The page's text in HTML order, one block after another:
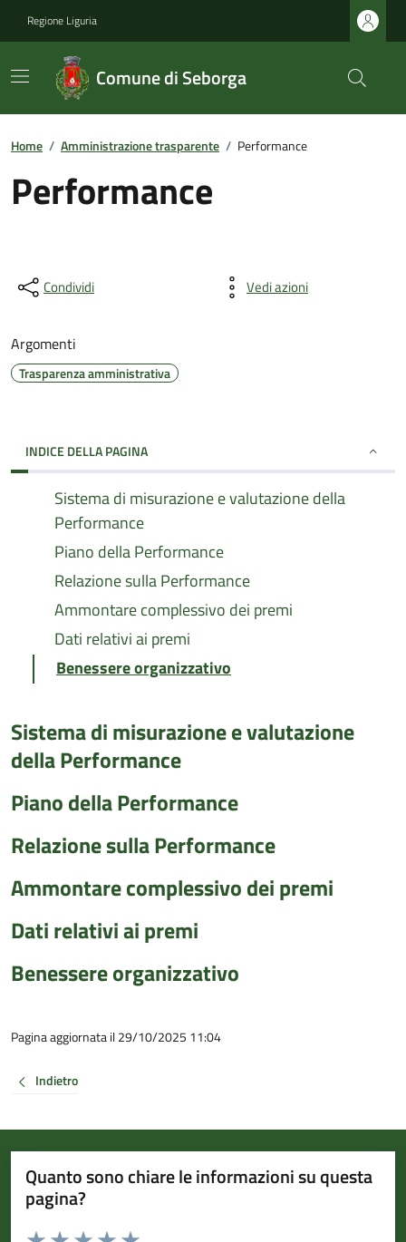
Regione Liguria
Comune di Seborga
Home / Amministrazione trasparente / Performance
Performance
Condividi Vedi azioni
Argomenti
Trasparenza amministrativa
INDICE DELLA PAGINA
Sistema di misurazione e valutazione della
Performance
Piano della Performance
Relazione sulla Performance
Ammontare complessivo dei premi
Dati relativi ai premi
Benessere organizzativo
Sistema di misurazione e valutazione
della Performance
Piano della Performance
Relazione sulla Performance
Ammontare complessivo dei premi
Dati relativi ai premi
Benessere organizzativo
Pagina aggiornata il 29/10/2025 11:04
Indietro
Quanto sono chiare le informazioni su questa
pagina?
Valuta da 1 a 5 stelle la pagina